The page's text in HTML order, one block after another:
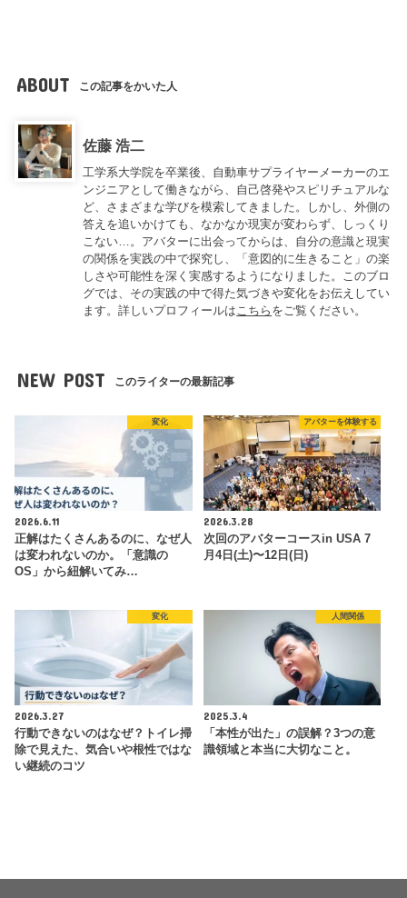
ABOUT この記事をかいた人
佐藤 浩二
工学系大学院を卒業後、自動車サプライヤーメーカーのエ
ンジニアとして働きながら、自己啓発やスピリチュアルな
ど、さまざまな学びを模索してきました。しかし、外側の
答えを追いかけても、なかなか現実が変わらず、しっくり
こない…。アバターに出会ってからは、自分の意識と現実
の関係を実践の中で探究し、「意図的に生きること」の楽
しさや可能性を深く実感するようになりました。このブロ
グでは、その実践の中で得た気づきや変化をお伝えしてい
ます。詳しいプロフィールはこちら をご覧ください。
NEW POST このライターの最新記事
変化
2026.6.11
正解はたくさんあるのに、なぜ人
は変われないのか。「意識の
OS」から紐解いてみ…
アバターを体験する
2026.3.28
次回のアバターコースin USA 7
月4日(土)〜12日(日)
変化
2026.3.27
行動できないのはなぜ？トイレ掃
除で見えた、気合いや根性ではな
い継続のコツ
人間関係
2025.3.4
「本性が出た」の誤解？3つの意
識領域と本当に大切なこと。